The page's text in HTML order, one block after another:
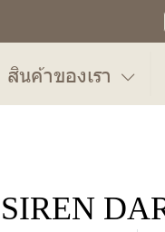
สินค้าของเรา
SIREN